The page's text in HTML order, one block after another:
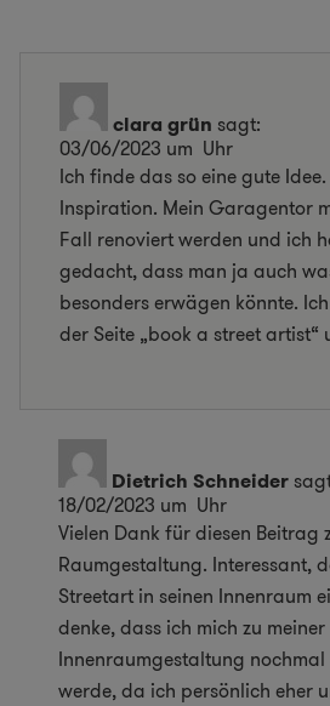
clara grün sagt:
03/06/2023 um Uhr
Ich finde das so eine gute
Inspiration. Mein Garagentor
Fall renoviert werden und ich
gedacht, dass man ja auch
besonders erwägen könnte.
der Seite „book a street artist“
Dietrich Schneider
18/02/2023 um Uhr
Vielen Dank für diesen Beitrag
Raumgestaltung. Interessant,
Streetart in seinen Innenraum
denke, dass ich mich zu meiner
Innenraumgestaltung
werde, da ich persönlich eher